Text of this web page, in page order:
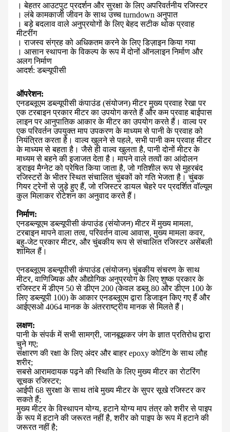
। बेहतर आउटपुट प्रदर्शन और सुरक्षा के लिए अपरिवर्तनीय रजिस्टर
। लंबे कामकाजी जीवन के साथ उच्च turndown अनुपात
। बड़े बदलाव वाले अनुप्रयोगों के लिए बेहद सटीक थोक प्रवाह
मीटरींग
। राजस्व संग्रह को अधिकतम करने के लिए डिज़ाइन किया गया
। आसान स्थापना के विकल्प के रूप में दोनों ऑनलाइन निर्माण और
अलग निर्माण
आदर्श: डब्ल्यूपीसी
ऑपरेशन:
एनडब्लूएम डब्ल्यूपीसी कंपाउंड (संयोजन) मीटर मुख्य प्रवाह रेखा पर
एक टरबाइन प्रकार मीटर का उपयोग करते हैं और कम प्रवाह बाईपास
लाइन पर आनुपातिक आकार के मीटर का उपयोग करते हैं। वाल्व पर
एक परिवर्तन उपयुक्त माप उपकरण के माध्यम से पानी के प्रवाह को
नियंत्रित करता है। वाल्व खुलने से पहले, सभी पानी कम प्रवाह मीटर
के माध्यम से बहता है। जैसे ही वाल्व खुलता है, पानी दोनों मीटर के
माध्यम से बहने की इजाजत देता है। मापने वाले तत्वों का आंदोलन
ड्राइव मैग्नेट को प्रेषित किया जाता है, जो गतिशील रूप से मुहरबंद
रजिस्टरों के भीतर स्थित संचालित चुंबकों को गति भेजता है। चुंबक
गियर ट्रेनों से जुड़े हुए हैं, जो रजिस्टर डायल चेहरे पर प्रदर्शित वॉल्यूम
कुल मिलाकर रोटेशन का अनुवाद करते हैं।
निर्माण:
एनडब्ल्यूएम डब्ल्यूपीसी कंपाउंड (संयोजन) मीटर में मुख्य मामला,
टरबाइन मापने वाला तत्व, परिवर्तन वाल्व आवास, मुख्य मामला कवर,
बहु-जेट प्रकार मीटर, और चुंबकीय रूप से संचालित रजिस्टर असेंबली
शामिल हैं।
एनडब्लूएम डब्ल्यूपीसी कंपाउंड (संयोजन) चुंबकीय संचरण के साथ
मीटर, वाणिज्यिक और औद्योगिक अनुप्रयोग के लिए शुष्क प्रकार के
रजिस्टर में डीएन 50 से डीएन 200 (केवल डब्लू 80 और डीएन 100 के
लिए डब्ल्यूपी 100) के आकार एनडब्लूएम द्वारा डिजाइन किए गए हैं और
आईएसओ 4064 मानक के अंतरराष्ट्रीय मानक से मिलते हैं।
लक्षण:
पानी के संपर्क में सभी सामग्री, जानबूझकर जंग के ज्ञात प्रतिरोध द्वारा
चुने गए;
संक्षारण की रक्षा के लिए अंदर और बाहर epoxy कोटिंग के साथ लौह
शरीर;
सबसे आरामदायक पढ़ने की स्थिति के लिए मुख्य मीटर का रोटरिंग
सूचक रजिस्टर;
आईपी ​​68 सुरक्षा के साथ तांबे मुख्य मीटर के सुपर सूखे रजिस्टर कर
सकते हैं;
मुख्य मीटर के विस्थापन योग्य, हटाने योग्य माप तंत्र को शरीर से पाइप
के रूप में हटाने की जरूरत नहीं है, शरीर को पाइप के रूप में हटाने की
जरूरत नहीं है;